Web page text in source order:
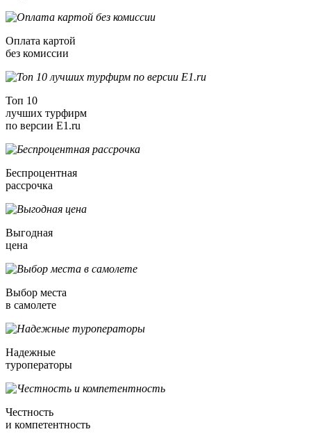
Оплата картой
без комиссии
Топ 10
лучших турфирм
по версии E1.ru
Беспроцентная
рассрочка
Выгодная
цена
Выбор места
в самолете
Надежные
туроператоры
Честность
и компетентность